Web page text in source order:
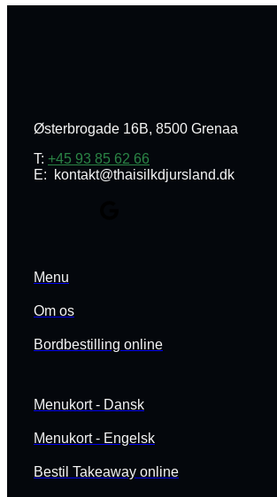
Østerbrogade 16B, 8500 Grenaa
T: +45 93 85 62 66
E: kontakt@thaisilkdjursland.dk
Menu
Om os
Bordbestilling online
Menukort - Dansk
Menukort - Engelsk
Bestil Takeaway online